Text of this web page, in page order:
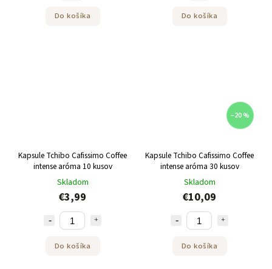
Do košíka Do košíka
Kapsule Tchibo Cafissimo Coffee
intense aróma 10 kusov
Skladom
€3,99
Do košíka
–20 %
Kapsule Tchibo Cafissimo Coffee
intense aróma 30 kusov
Skladom
€10,09
Do košíka